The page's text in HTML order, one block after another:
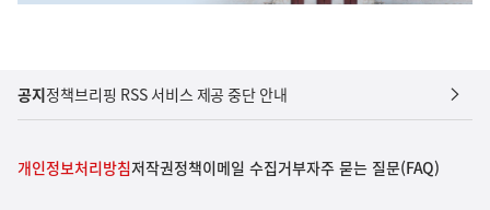
공지정책브리핑 RSS 서비스 제공 중단 안내
개인정보처리방침저작권정책이메일 수집거부자주 묻는 질문(FAQ)